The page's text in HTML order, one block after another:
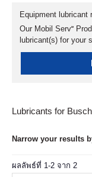
Equipment lubricant
Our Mobil Serv℠
lubricant(s) for your
Lubricants for
Narrow your results
ผลลัพธ์ที่ 1-2 จาก 2